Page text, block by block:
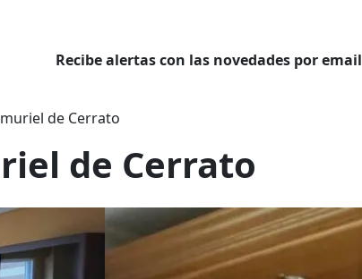
Recibe alertas con las novedades por email
de Cerrato
de Cerrato